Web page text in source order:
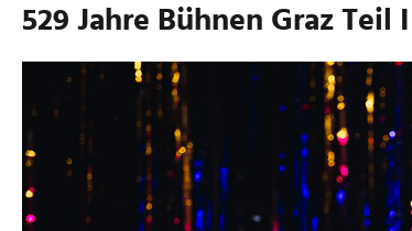
529 Jahre Bühnen Graz Teil II